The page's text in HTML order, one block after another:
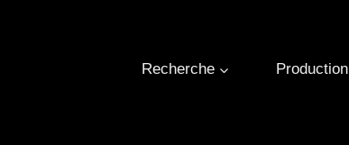
Recherche Production